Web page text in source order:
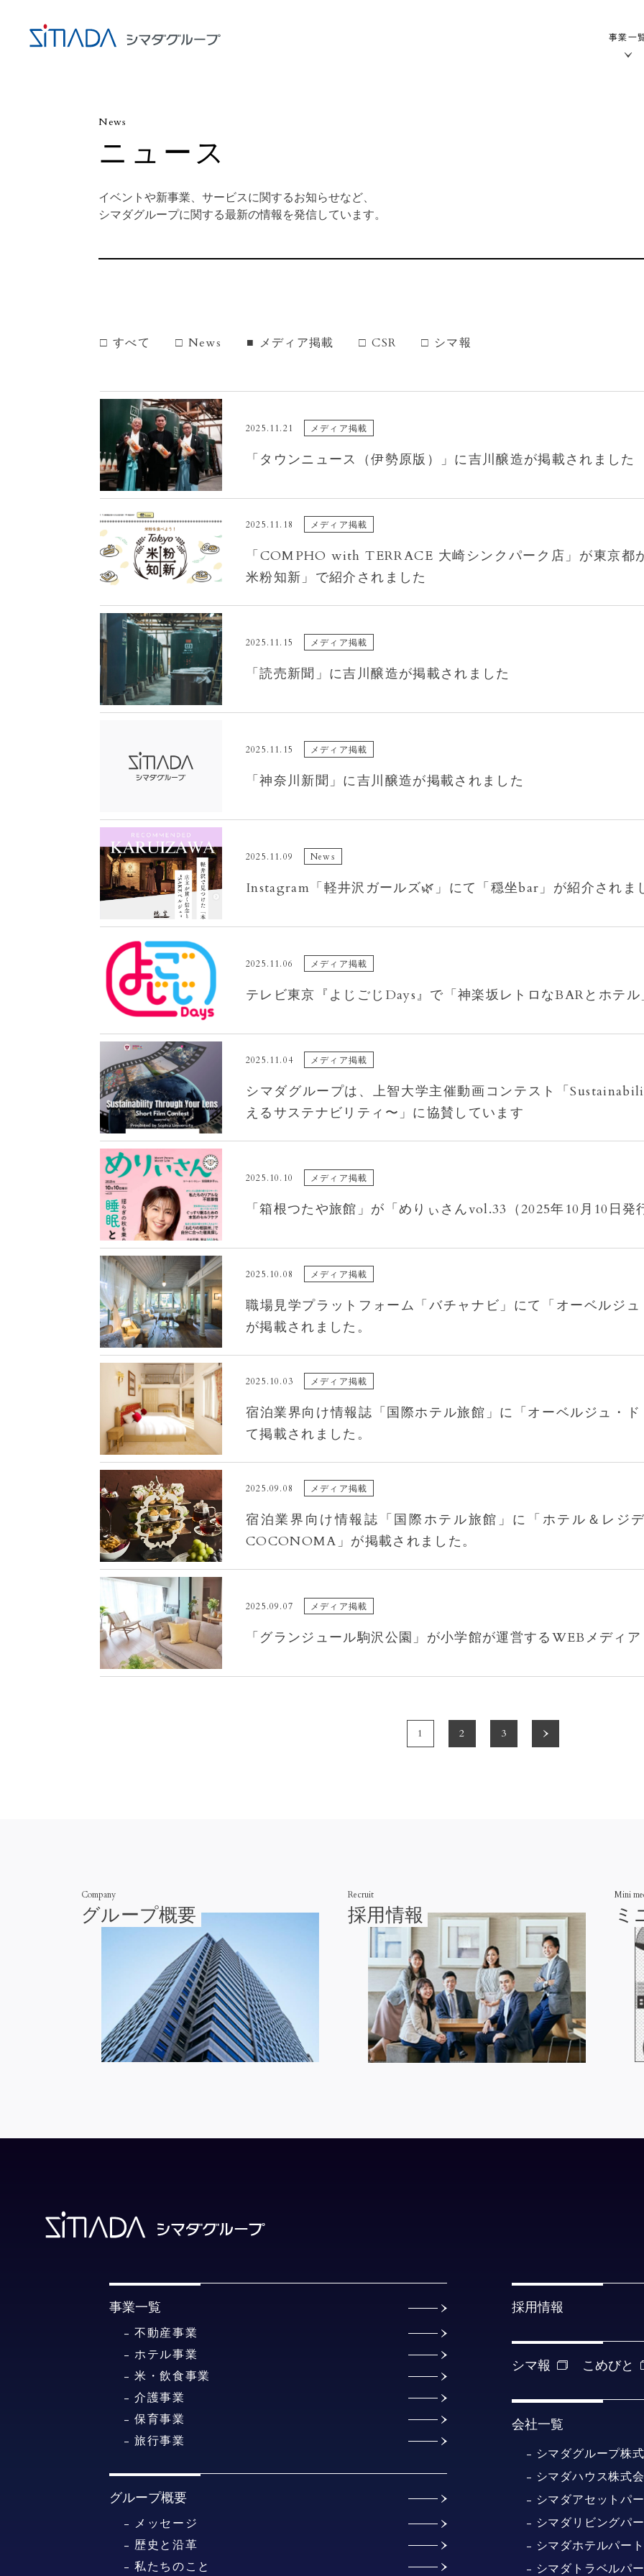
事業一
News
ニュース
イベントや新事業、サービスに関するお知らせなど、
シマダグループに関する最新の情報を発信しています。
すべて News メディア掲載 CSR シマ報
2025.11.21 メディア掲載
「タウンニュース（伊勢原版）」に吉川醸造が掲載されました
2025.11.18 メディア掲載
「COMPHO with TERRACE 大崎シンクパーク店」が東京
米粉知新」で紹介されました
2025.11.15 メディア掲載
「読売新聞」に吉川醸造が掲載されました
NO IMAGE
2025.11.15 メディア掲載
「神奈川新聞」に吉川醸造が掲載されました
2025.11.09 News
Instagram「軽井沢ガールズ🌿」にて「穏坐bar」が紹介されま
2025.11.06 メディア掲載
テレビ東京『よじごじDays』で「神楽坂レトロなBARとホテ
2025.11.04 メディア掲載
シマダグループは、上智大学主催動画コンテスト「
えるサステナビリティ〜」に協賛しています
2025.10.10 メディア掲載
「箱根つたや旅館」が「めりぃさんvol.33（2025年10月10日
2025.10.08 メディア掲載
職場見学プラットフォーム「バチャナビ」にて「オーベルジ
が掲載されました。
2025.10.03 メディア掲載
宿泊業界向け情報誌「国際ホテル旅館」に「オーベルジュ・
て掲載されました。
2025.09.08 メディア掲載
宿泊業界向け情報誌「国際ホテル旅館」に「ホテル＆レジ
COCONOMA」が掲載されました。
2025.09.07 メディア掲載
「グランジュール駒沢公園」が小学館が運営するWEBメディ
1 2 3
Company
グループ概要
Recruit
採用情報
Mini
ミ
事業一覧
不動産事業
ホテル事業
米・飲食事業
介護事業
保育事業
旅行事業
グループ概要
メッセージ
歴史と沿革
私たちのこと
採用情報
シマ報 こめびと
会社一覧
シマダグループ株
シマダハウス株式
シマダアセットパ
シマダリビングパ
シマダホテルパー
シマダトラベルパ